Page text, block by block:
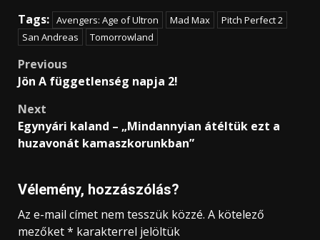
Tags: Avengers: Age of Ultron Mad Max
Pitch Perfect 2
San Andreas
Tomorrowland
Post
navigation
Previous
Jön A függetlenség napja 2!
Next
Egynyári kaland – „Mindannyian átéltük ezt a
huzavonát kamaszkorunkban”
Vélemény, hozzászólás?
Az e-mail címet nem tesszük közzé. A kötelező
mezőket* karakterrel jelöltük